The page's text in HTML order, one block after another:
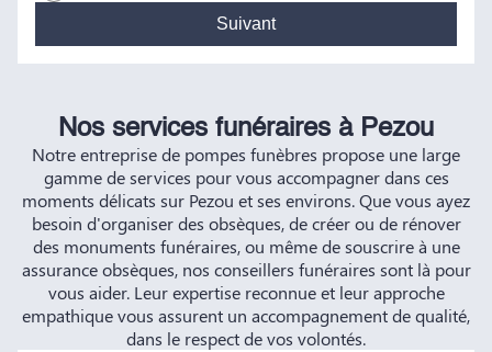
Suivant
Nos services funéraires à Pezou
Notre entreprise de pompes funèbres propose une large
gamme de services pour vous accompagner dans ces
moments délicats sur Pezou et ses environs. Que vous ayez
besoin d'organiser des obsèques, de créer ou de rénover
des monuments funéraires, ou même de souscrire à une
assurance obsèques, nos conseillers funéraires sont là pour
vous aider. Leur expertise reconnue et leur approche
empathique vous assurent un accompagnement de qualité,
dans le respect de vos volontés.